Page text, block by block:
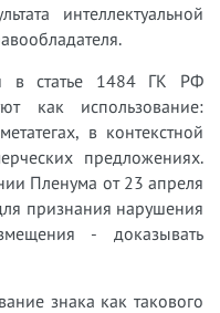
интеллектуальной
в статье 1484 ГК РФ
как использование:
в контекстной
предложениях.
Пленума от 23 апреля
признания нарушения
- доказывать
знака как такового